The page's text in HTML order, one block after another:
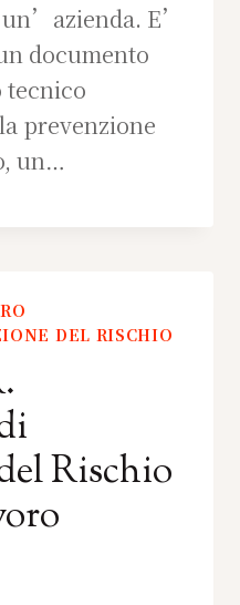
E’
documento
tecnico
prevenzione
un…
DEL RISCHIO
Rischio